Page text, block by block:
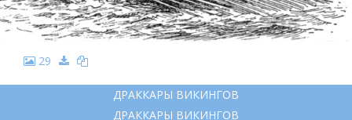
29
ДРАККАРЫ ВИКИНГОВ
ДРАККАРЫ ВИКИНГОВ